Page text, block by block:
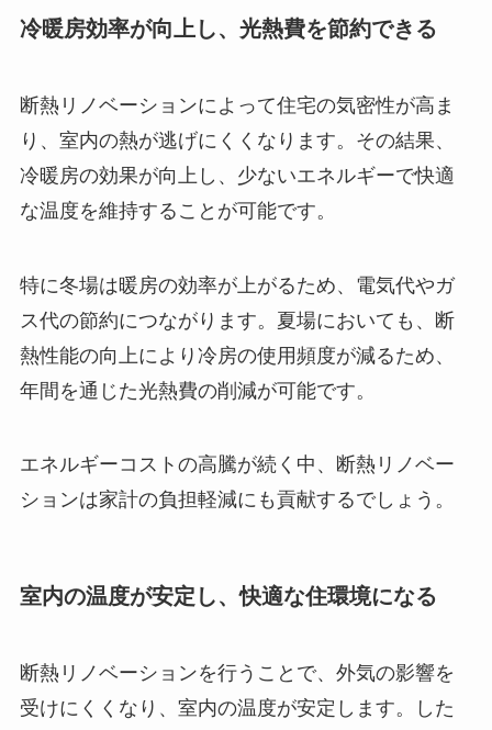
冷暖房効率が向上し、光熱費を節約できる
断熱リノベーションによって住宅の気密性が高ま
り、室内の熱が逃げにくくなります。その結果、
冷暖房の効果が向上し、少ないエネルギーで快適
な温度を維持することが可能です。
特に冬場は暖房の効率が上がるため、電気代やガ
ス代の節約につながります。夏場においても、断
熱性能の向上により冷房の使用頻度が減るため、
年間を通じた光熱費の削減が可能です。
エネルギーコストの高騰が続く中、断熱リノベー
ションは家計の負担軽減にも貢献するでしょう。
室内の温度が安定し、快適な住環境になる
断熱リノベーションを行うことで、外気の影響を
受けにくくなり、室内の温度が安定します。した